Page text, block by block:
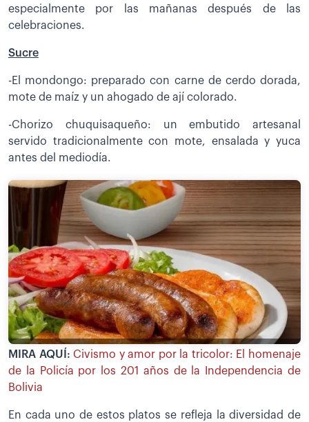
especialmente por las mañanas después de las
celebraciones.
Sucre
-El mondongo: preparado con carne de cerdo dorada,
mote de maíz y un ahogado de ají colorado.
-Chorizo chuquisaqueño: un embutido artesanal
servido tradicionalmente con mote, ensalada y yuca
antes del mediodía.
MIRA AQUÍ: Civismo y amor por la tricolor: El homenaje
de la Policía por los 201 años de la Independencia de
Bolivia
En cada uno de estos platos se refleja la diversidad de